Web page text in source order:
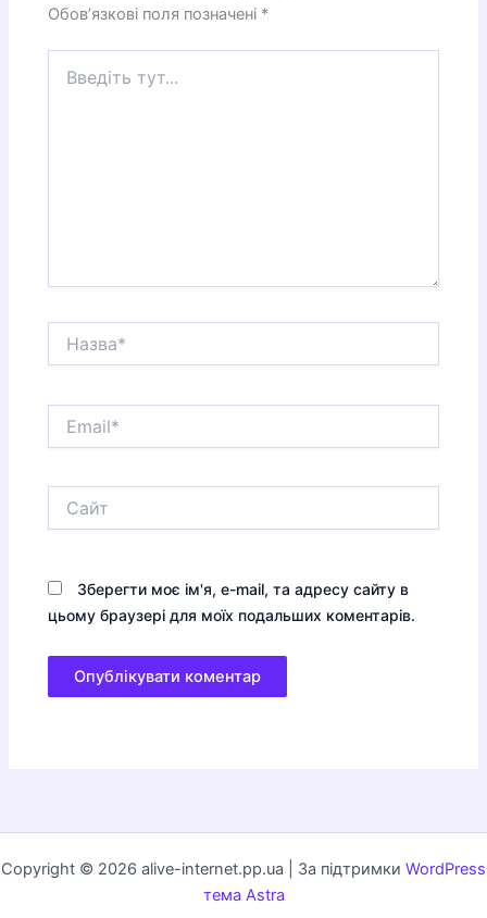
Обов’язкові поля позначені *
тут...
Зберегти моє ім'я, e-mail, та адресу сайту в
цьому браузері для моїх подальших коментарів.
Copyright © 2026 alive-internet.pp.ua | За підтримки WordPress
тема Astra